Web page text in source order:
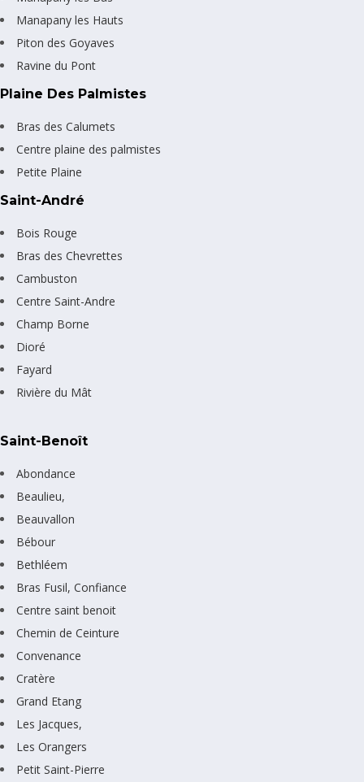
Manapany les Hauts
Piton des Goyaves
Ravine du Pont
Plaine Des Palmistes
Bras des Calumets
Centre plaine des palmistes
Petite Plaine
Saint-André
Bois Rouge
Bras des Chevrettes
Cambuston
Centre Saint-Andre
Champ Borne
Dioré
Fayard
Rivière du Mât
Saint-Benoît
Abondance
Beaulieu,
Beauvallon
Bébour
Bethléem
Bras Fusil, Confiance
Centre saint benoit
Chemin de Ceinture
Convenance
Cratère
Grand Etang
Les Jacques,
Les Orangers
Petit Saint-Pierre